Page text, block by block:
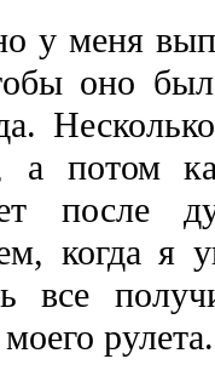
у меня
оно
а потом
после
когда я
все